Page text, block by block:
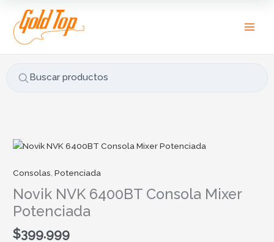
contenido
Buscar productos
u
s
r
Consolas,Potenciada
Novik NVK 6400BT Consola Mixer
Potenciada
$399.999
Novik
6400BT
Mixer
Potenciada
cantidad